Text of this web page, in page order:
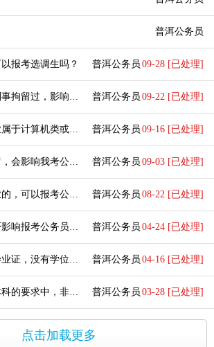
普洱公务员
报考选调生吗？ 普洱公务员 09-28 [已处理]
拘留过，影响我报考公务员吗？
普洱公务员 09-22 [已处理]
于计算机类或者统计学类吗？
普洱公务员 09-16 [已处理]
会影响我考公务员吗？普洱公务员 09-03 [已处理]
，可以报考公务员吗？普洱公务员 08-22 [已处理]
响报考公务员，是否影响政审。
普洱公务员 04-24 [已处理]
证，没有学位证可以报考公务员吗？
普洱公务员 04-16 [已处理]
的要求中，非全日制本科可以报考本科的吗？
普洱公务员 03-28 [已处理]
点击加载更多